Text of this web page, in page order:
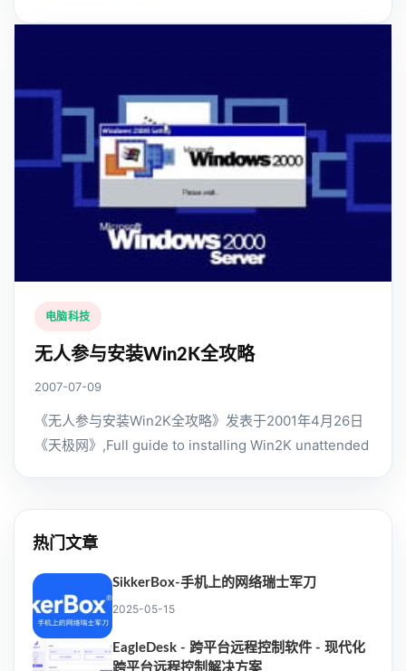
电脑科技
无人参与安装Win2K全攻略
2007-07-09
《无人参与安装Win2K全攻略》发表于2001年4月26日
《天极网》,Full guide to installing Win2K unattended
热门文章
SikkerBox-手机上的网络瑞士军刀
2025-05-15
EagleDesk - 跨平台远程控制软件 - 现代化
跨平台远程控制解决方案